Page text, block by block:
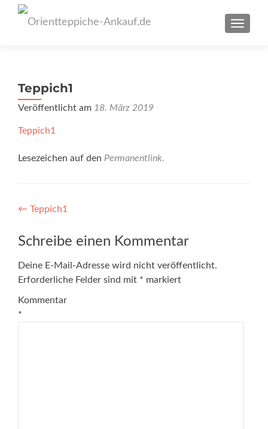
Teppich1
Veröffentlicht am 18. März 2019
Teppich1
Lesezeichen auf den Permanentlink.
Artikel-
Navigation
← Teppich1
Schreibe einen Kommentar
Deine E-Mail-Adresse wird nicht veröffentlicht.
Erforderliche Felder sind mit * markiert
Kommentar
*